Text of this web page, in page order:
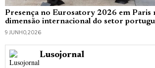
Presença no Eurosatory 2026 em Paris
dimensão internacional do setor
9 JUNHO, 2026
Lusojornal